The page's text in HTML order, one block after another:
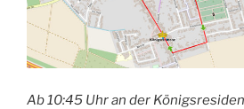
Ab 10:45 Uhr an der